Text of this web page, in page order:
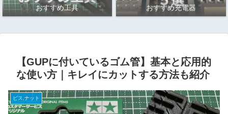
おすすめ工具 おすすめ充電器
【GUPに付いているゴム管】基本と応用的
な使い方｜キレイにカットする方法も紹介
ビス,ナット